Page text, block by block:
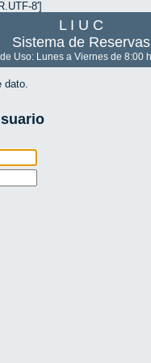
8']
L I U C
Sistema de Reservas
Uso: Lunes a Viernes de 8:00
dato.